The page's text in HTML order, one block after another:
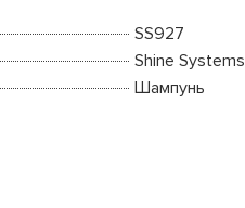
SS927
Shine Systems
Шампунь